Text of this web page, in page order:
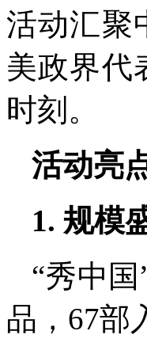
活动汇聚
美政界代
时刻。
活动亮
1. 规模
“秀中
品，67部